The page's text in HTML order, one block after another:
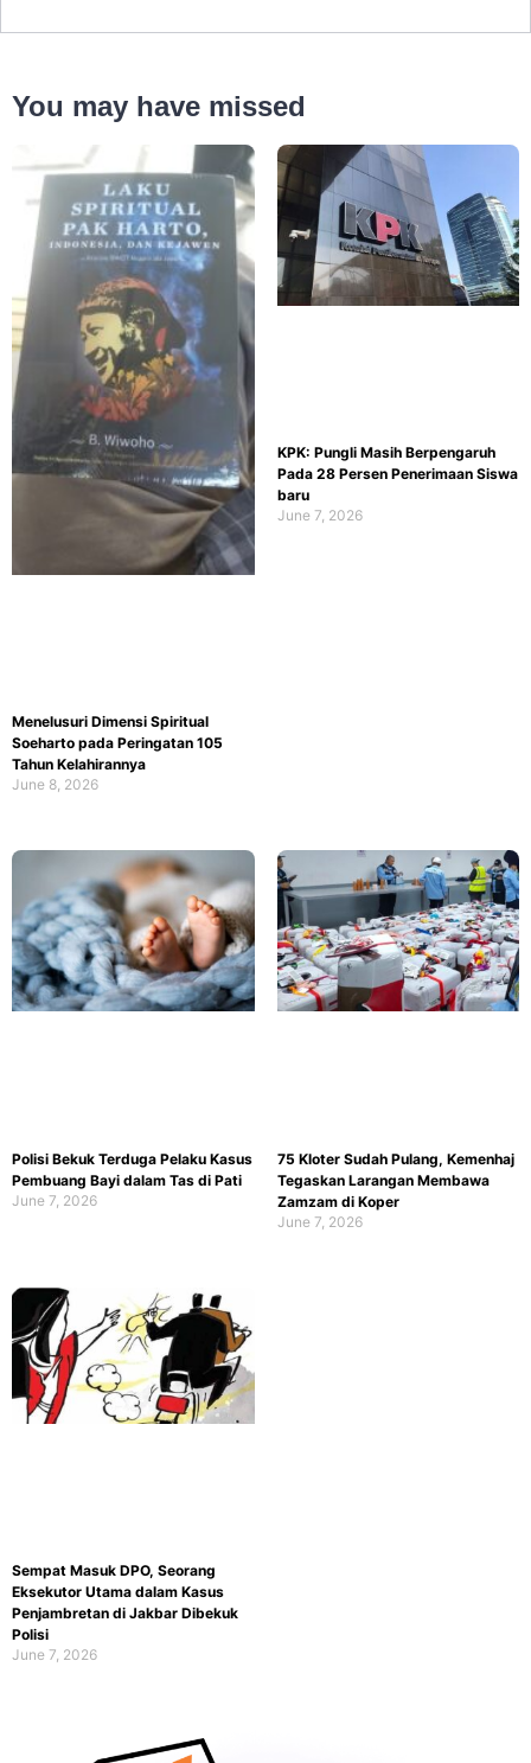
You may have missed
Menelusuri Dimensi Spiritual
Soeharto pada Peringatan 105
Tahun Kelahirannya
June 8, 2026
KPK: Pungli Masih Berpengaruh
Pada 28 Persen Penerimaan Siswa
baru
June 7, 2026
Polisi Bekuk Terduga Pelaku Kasus
Pembuang Bayi dalam Tas di Pati
June 7, 2026
75 Kloter Sudah Pulang, Kemenhaj
Tegaskan Larangan Membawa
Zamzam di Koper
June 7, 2026
Sempat Masuk DPO, Seorang
Eksekutor Utama dalam Kasus
Penjambretan di Jakbar Dibekuk
Polisi
June 7, 2026